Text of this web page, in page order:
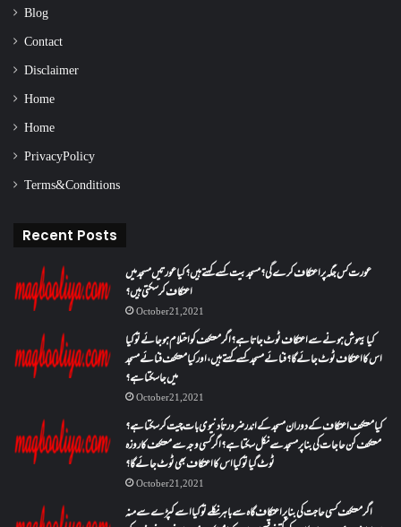
Blog
Contact
Disclaimer
Home
Home
Privacy Policy
Terms & Conditions
Recent Posts
عورت کس جگہ پر اعتکاف کرے گی؟مسجد بیت کسے کہتے ہیں؟کیا عورتیں مسجد میں
اعتکاف کر سکتی ہیں؟
October 21, 2021
کیا بیہوش ہونے سے اعتکاف ٹوٹ جاتا ہے؟ اگر معتکف کو احتلام ہو جائے تو کیا
اس کا اعتکاف ٹوٹ جائے گا؟فنائے مسجد کسے کہتے ہیں ، اور کیا معتکف فنائے مسجد
میں جا سکتا ہے؟
October 21, 2021
کیا معتکف اعتکاف کے دوران مسجد کے اندر ضرورتاً دنیوی بات چیت کر سکتا ہے؟
معتکف کن حاجات کی بنا پر مسجد سے نکل سکتا ہے؟ اگر کسی وجہ سے معتکف کا روزہ
ٹوٹ گیا تو کیا اس کا اعتکاف بھی ٹوٹ جائے گا؟
October 21, 2021
اگر معتکف کسی حاجت کی بنا پر اعتکاف گاہ سے باہر نکلے تو کیا اسے کپڑے سے منہ